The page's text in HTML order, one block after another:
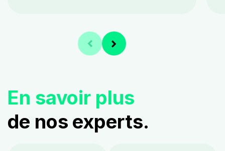
En savoir plus
de nos experts.